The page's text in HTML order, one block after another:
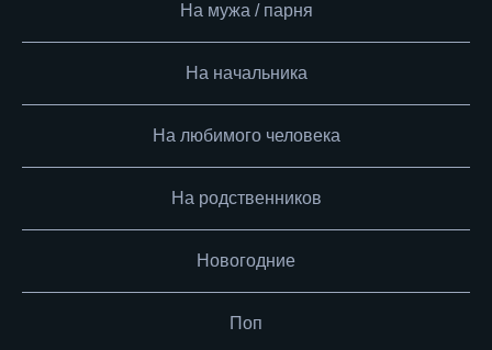
На мужа / парня
На начальника
На любимого человека
На родственников
Новогодние
Поп